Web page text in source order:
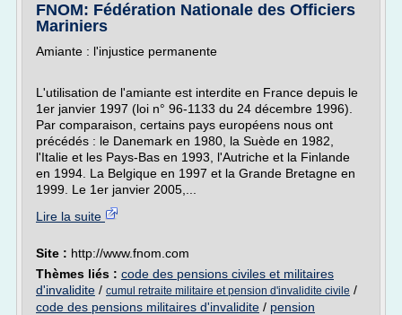
FNOM: Fédération Nationale des Officiers
Mariniers
Amiante : l'injustice permanente
L'utilisation de l'amiante est interdite en France depuis le
1er janvier 1997 (loi n° 96-1133 du 24 décembre 1996).
Par comparaison, certains pays européens nous ont
précédés : le Danemark en 1980, la Suède en 1982,
l'Italie et les Pays-Bas en 1993, l'Autriche et la Finlande
en 1994. La Belgique en 1997 et la Grande Bretagne en
1999. Le 1er janvier 2005,...
Lire la suite
Site : http://www.fnom.com
Thèmes liés : code des pensions civiles et militaires
d'invalidite / cumul retraite militaire et pension d'invalidite civile /
code des pensions militaires d'invalidite / pension